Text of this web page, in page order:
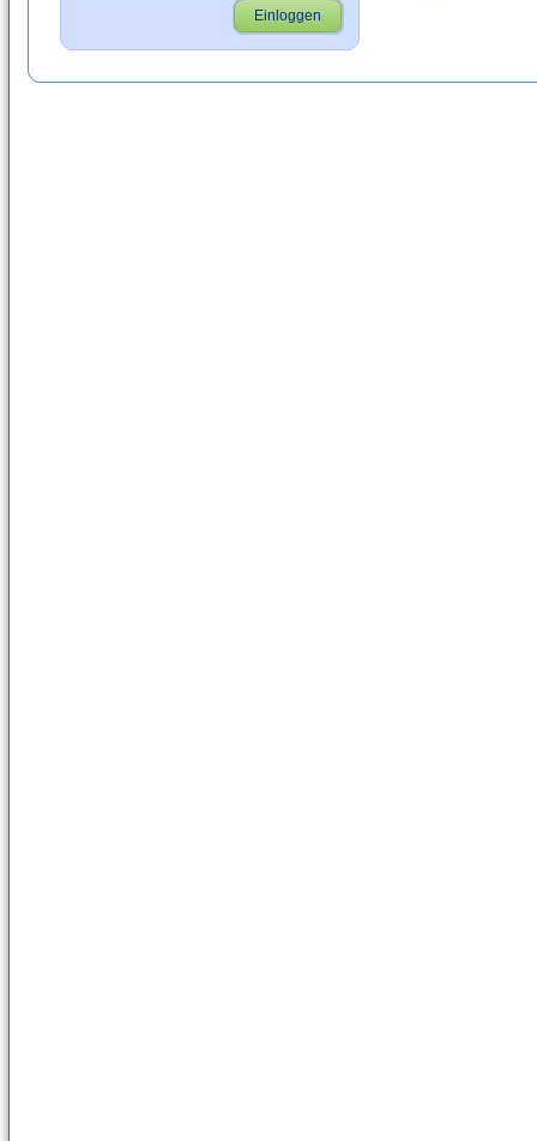
Einloggen